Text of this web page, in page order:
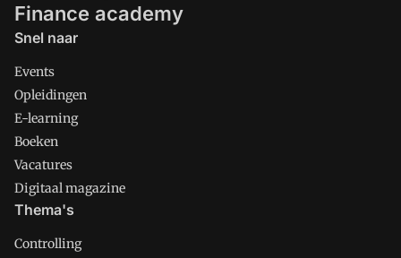
Finance academy
Snel naar
Events
Opleidingen
E-learning
Boeken
Vacatures
Digitaal magazine
Thema's
Controlling